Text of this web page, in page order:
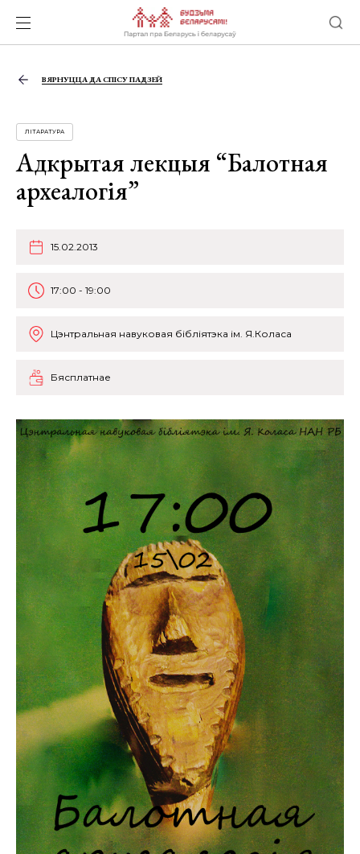
ВЯРНУЦЦА ДА СПІСУ ПАДЗЕЙ
ЛІТАРАТУРА
Адкрытая лекцыя “Балотная
археалогія”
15.02.2013
17:00 - 19:00
Цэнтральная навуковая бібліятэка ім. Я.Коласа
Бясплатнае